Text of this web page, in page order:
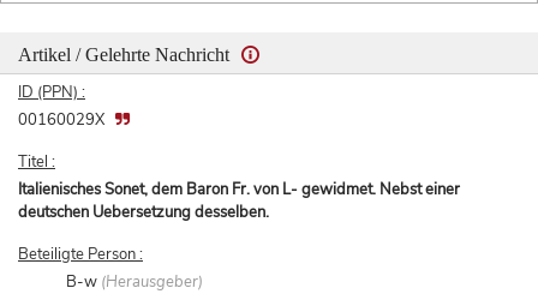
Artikel / Gelehrte Nachricht
ID (PPN) :
00160029X
Titel :
Italienisches Sonet, dem Baron Fr. von L- gewidmet. Nebst einer
deutschen Uebersetzung desselben.
Beteiligte Person :
B-w (Herausgeber)